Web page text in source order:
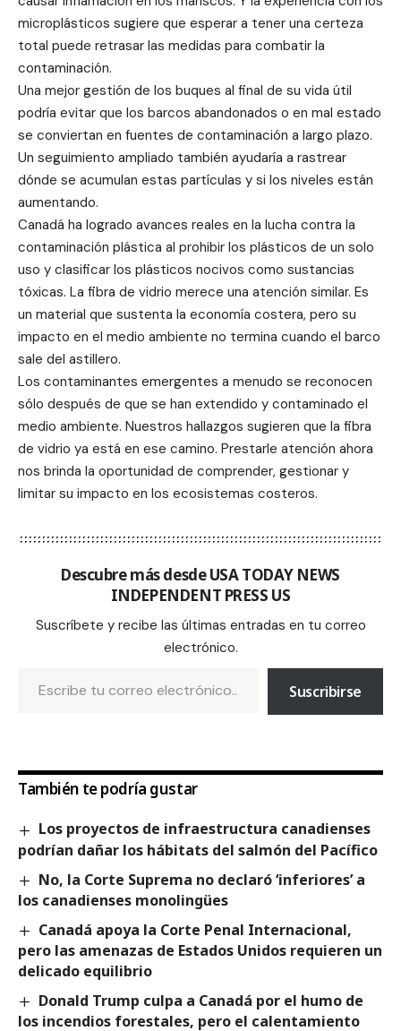
microplásticos sugiere que esperar a tener una certeza
total puede retrasar las medidas para combatir la
contaminación.
Una mejor gestión de los buques al final de su vida útil
podría evitar que los barcos abandonados o en mal estado
se conviertan en fuentes de contaminación a largo plazo.
Un seguimiento ampliado también ayudaría a rastrear
dónde se acumulan estas partículas y si los niveles están
aumentando.
Canadá ha logrado avances reales en la lucha contra la
contaminación plástica al prohibir los plásticos de un solo
uso y clasificar los plásticos nocivos como sustancias
tóxicas. La fibra de vidrio merece una atención similar. Es
un material que sustenta la economía costera, pero su
impacto en el medio ambiente no termina cuando el barco
sale del astillero.
Los contaminantes emergentes a menudo se reconocen
sólo después de que se han extendido y contaminado el
medio ambiente. Nuestros hallazgos sugieren que la fibra
de vidrio ya está en ese camino. Prestarle atención ahora
nos brinda la oportunidad de comprender, gestionar y
limitar su impacto en los ecosistemas costeros.
Descubre más desde USA TODAY NEWS
INDEPENDENT PRESS US
Suscríbete y recibe las últimas entradas en tu correo
electrónico.
Suscribirse
También te podría gustar
Los proyectos de infraestructura canadienses
podrían dañar los hábitats del salmón del Pacífico
No, la Corte Suprema no declaró ‘inferiores’ a
los canadienses monolingües
Canadá apoya la Corte Penal Internacional,
pero las amenazas de Estados Unidos requieren un
delicado equilibrio
Donald Trump culpa a Canadá por el humo de
los incendios forestales, pero el calentamiento